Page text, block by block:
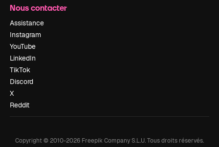
Nous contacter
Assistance
Instagram
YouTube
LinkedIn
TikTok
Discord
X
Reddit
Copyright © 2010-2026 Freepik Company S.L.U.Tous droits réservés.